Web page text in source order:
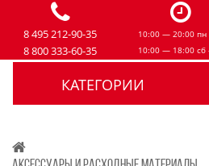
8 495 212-90-35
8 800 333-60-35
10:00 — 20:00 пн
10:00 — 18:00 сб
КАТЕГОРИИ